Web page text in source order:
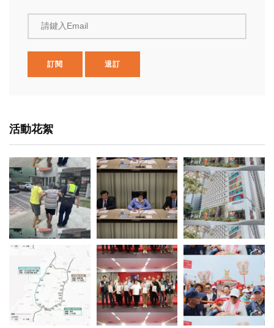
請鍵入Email
訂閱 退訂
活動花絮